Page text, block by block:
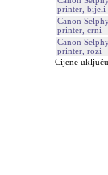
printer, bijeli
Canon
printer, crni
Canon
printer, rozi
Cijene